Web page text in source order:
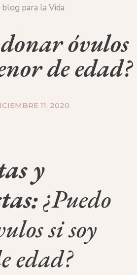
blog para la Vida
óvulos
de edad?
11, 2020
y
¿Puedo
si soy
edad?